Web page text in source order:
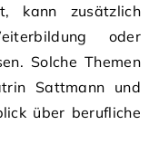
kann zusätzlich
oder
Solche Themen
Sattmann und
über berufliche